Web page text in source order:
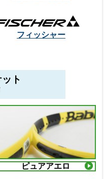
フィッシャー
ト
ピュアアエロ